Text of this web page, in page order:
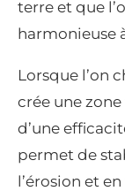
terre et que
harmonieuse
Lorsque l’on
crée une
d’une
permet de
l’érosion et